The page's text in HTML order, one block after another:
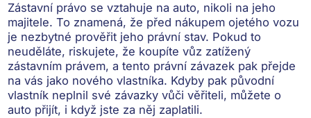
Zástavní právo se vztahuje na auto, nikoli na jeho
majitele. To znamená, že před nákupem ojetého vozu
je nezbytné prověřit jeho právní stav. Pokud to
neuděláte, riskujete, že koupíte vůz zatížený
zástavním právem, a tento právní závazek pak přejde
na vás jako nového vlastníka. Kdyby pak původní
vlastník neplnil své závazky vůči věřiteli, můžete o
auto přijít, i když jste za něj zaplatili.